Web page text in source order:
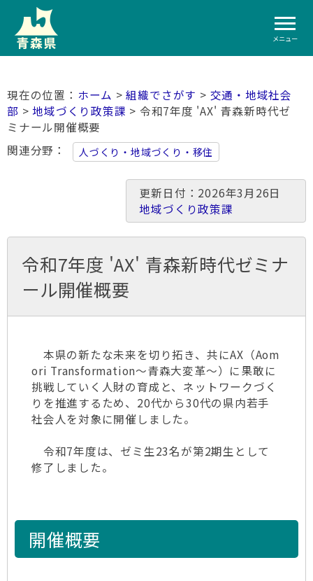
メニュー
ホーム >組織でさがす > 交通・地域社会
部 >地域づくり政策課 > 令和7年度 'AX' 青森新時代ゼ
ミナール開催概要
関連分野
人づくり・地域づくり・移住
更新日付：2026年3月26日
地域づくり政策課
令和7年度 'AX' 青森新時代ゼミナ
ール開催概要
本県の新たな未来を切り拓き、共にAX（Aom
ori Transformation～青森大変革～）に果敢に
挑戦していく人財の育成と、ネットワークづく
りを推進するため、20代から30代の県内若手
社会人を対象に開催しました。
令和7年度は、ゼミ生23名が第2期生として
修了しました。
開催概要